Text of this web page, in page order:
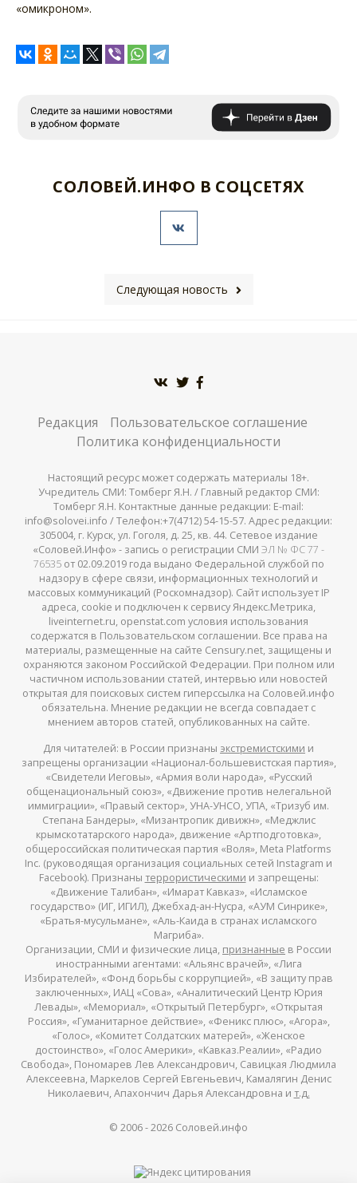
«омикроном».
СОЛОВЕЙ.ИНФО В СОЦСЕТЯХ
Следующая новость
Редакция
Пользовательское соглашение
Политика конфиденциальности
Настоящий ресурс может содержать материалы 18+.
Учредитель СМИ: Томберг Я.Н. / Главный редактор СМИ:
Томберг Я.Н. Контактные данные редакции: E-mail:
info@solovei.info / Телефон:+7(4712) 54-15-57. Адрес редакции:
305004, г. Курск, ул. Гоголя, д. 25, кв. 44. Сетевое издание
«Соловей.Инфо» - запись о регистрации СМИ ЭЛ № ФС 77 -
76535от 02.09.2019 года выдано Федеральной службой по
надзору в сфере связи, информационных технологий и
массовых коммуникаций (Роскомнадзор). Сайт использует IP
адреса, cookie и подключен к сервису Яндекс.Метрика,
liveinternet.ru, openstat.com условия использования
содержатся в Пользовательском соглашении. Все права на
материалы, размещенные на сайте Censury.net, защищены и
охраняются законом Российской Федерации. При полном или
частичном использовании статей, интервью или новостей
открытая для поисковых систем гиперссылка на Соловей.инфо
обязательна. Мнение редакции не всегда совпадает с
мнением авторов статей, опубликованных на сайте.
Для читателей: в России признаны экстремистскими и
запрещены организации «Национал-большевистская партия»,
«Свидетели Иеговы», «Армия воли народа», «Русский
общенациональный союз», «Движение против нелегальной
иммиграции», «Правый сектор», УНА-УНСО, УПА, «Тризуб им.
Степана Бандеры», «Мизантропик дивижн», «Меджлис
крымскотатарского народа», движение «Артподготовка»,
общероссийская политическая партия «Воля», Meta Platforms
Inc. (руководящая организация социальных сетей Instagram и
Facebook). Признаны террористическими и запрещены:
«Движение Талибан», «Имарат Кавказ», «Исламское
государство» (ИГ, ИГИЛ), Джебхад-ан-Нусра, «АУМ Синрике»,
«Братья-мусульмане», «Аль-Каида в странах исламского
Магриба».
Организации, СМИ и физические лица, признанные в России
иностранными агентами: «Альянс врачей», «Лига
Избирателей», «Фонд борьбы с коррупцией», «В защиту прав
заключенных», ИАЦ «Сова», «Аналитический Центр Юрия
Левады», «Мемориал», «Открытый Петербург», «Открытая
Россия», «Гуманитарное действие», «Феникс плюс», «Агора»,
«Голос», «Комитет Солдатских матерей», «Женское
достоинство», «Голос Америки», «Кавказ.Реалии», «Радио
Свобода», Пономарев Лев Александрович, Савицкая Людмила
Алексеевна, Маркелов Сергей Евгеньевич, Камалягин Денис
Николаевич, Апахончич Дарья Александровна и т.д.
© 2006 -2026 Соловей.инфо